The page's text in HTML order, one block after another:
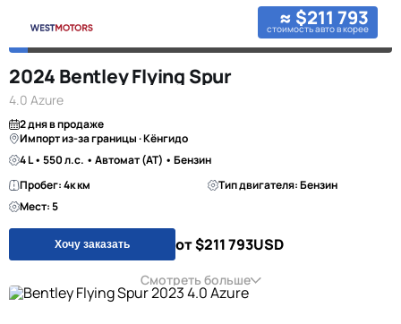
≈ $211 793
стоимость авто в корее
2024 Bentley Flying Spur
4.0 Azure
2 дня в продаже
Импорт из-за границы · Кёнгидо
4 L • 550 л.с. • Автомат (AT) • Бензин
Пробег: 4к км
Тип двигателя: Бензин
Мест: 5
Хочу заказать от $211 793USD
Смотреть больше